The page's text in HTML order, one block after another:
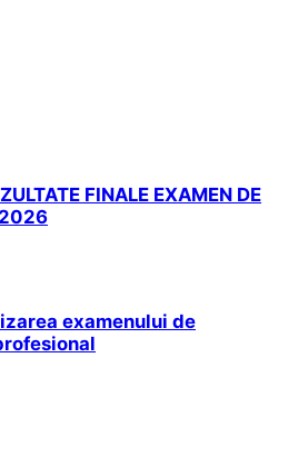
FINALE EXAMEN DE
examenului de